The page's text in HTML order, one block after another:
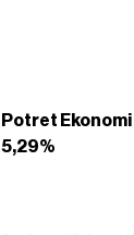
Potret
5,29%